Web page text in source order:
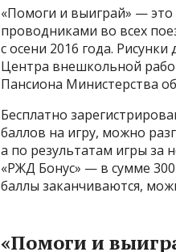
«Помоги и выиграй» —
проводниками во всех
с осени 2016 года.
Центра внешкольной
Пансиона Министерства
Бесплатно
баллов на игру, можно
а по результатам игры
«РЖД Бонус» — в сумме 300
баллы заканчиваются,
«Помоги и